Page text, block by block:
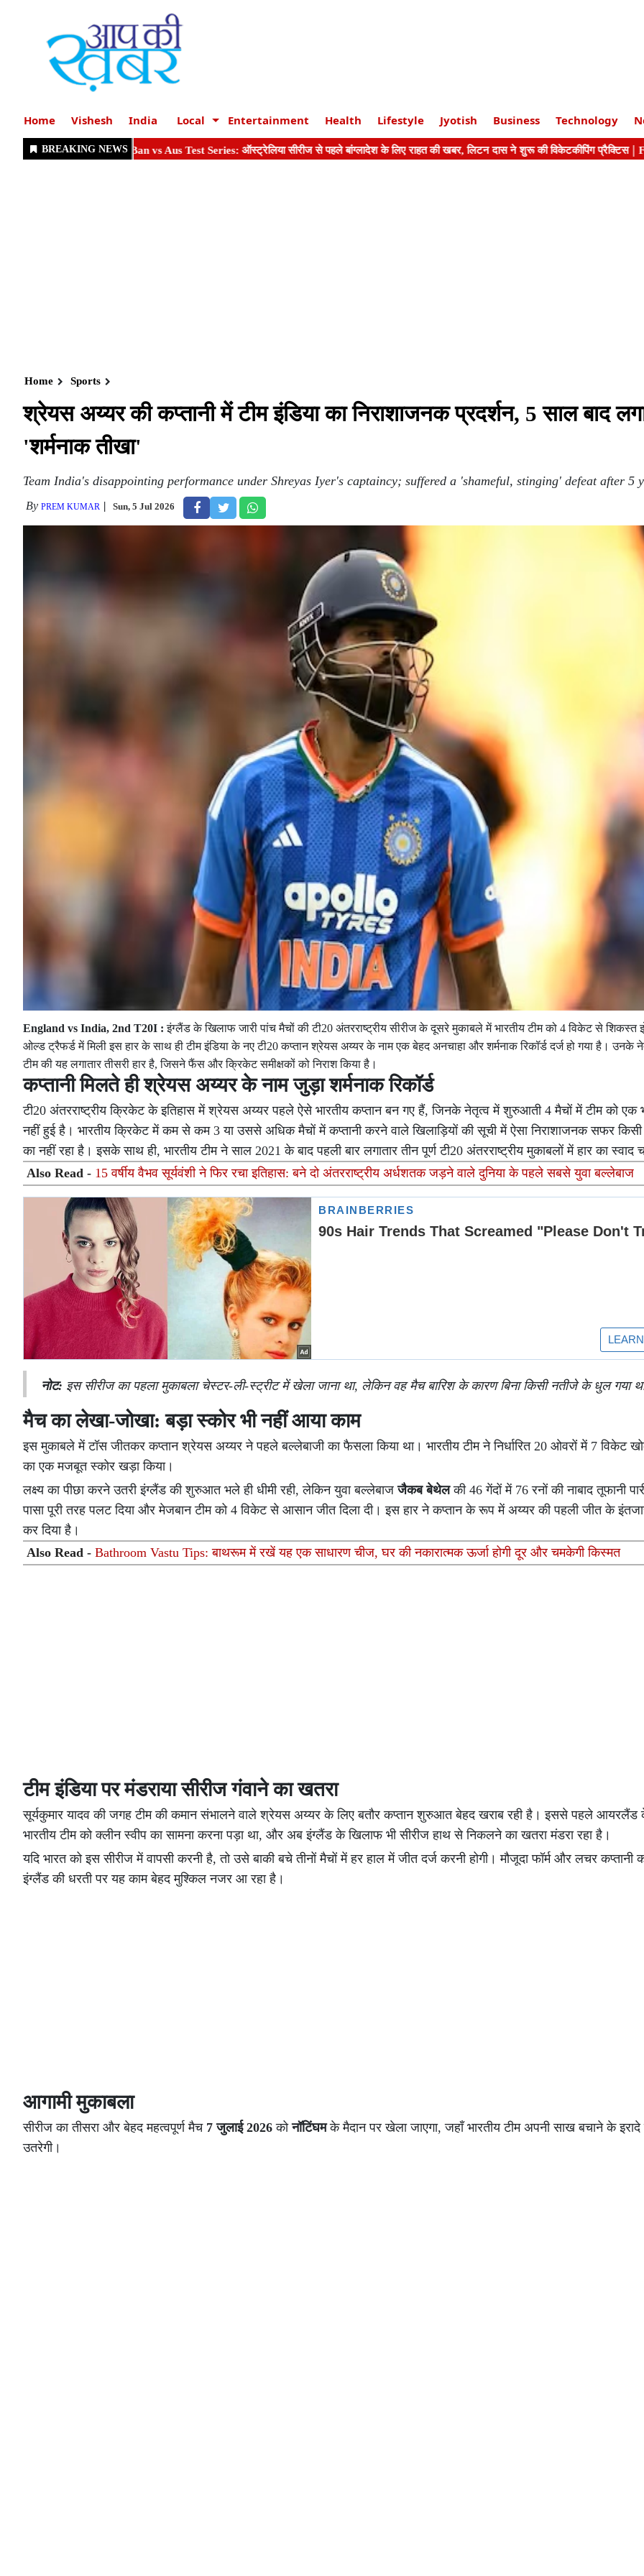
Home Vishesh India Local Entertainment Health Lifestyle Jyotish Business Technology
Home Sports
श्रेयस अय्यर की कप्तानी में टीम इंडिया का निराशाजनक प्रदर्शन, 5 साल बाद
'शर्मनाक तीखा'
Team India's disappointing performance under Shreyas Iyer's captaincy; suffered a 'shameful, stinging' defeat after 5
By PREM KUMAR Sun, 5 Jul 2026
England vs India, 2nd T20I :इंग्लैंड के खिलाफ जारी पांच मैचों की टी20 अंतरराष्ट्रीय सीरीज के दूसरे मुकाबले में भारतीय टीम को 4 विकेट से शिकस्त
ओल्ड ट्रैफर्ड में मिली इस हार के साथ ही टीम इंडिया के नए टी20 कप्तान श्रेयस अय्यर के नाम एक बेहद अनचाहा और शर्मनाक रिकॉर्ड दर्ज हो गया है। उनके
टीम की यह लगातार तीसरी हार है, जिसने फैंस और क्रिकेट समीक्षकों को निराश किया है।
कप्तानी मिलते ही श्रेयस अय्यर के नाम जुड़ा शर्मनाक रिकॉर्ड
टी20 अंतरराष्ट्रीय क्रिकेट के इतिहास में श्रेयस अय्यर पहले ऐसे भारतीय कप्तान बन गए हैं, जिनके नेतृत्व में शुरुआती 4 मैचों में टीम को एक
नहीं हुई है। भारतीय क्रिकेट में कम से कम 3 या उससे अधिक मैचों में कप्तानी करने वाले खिलाड़ियों की सूची में ऐसा निराशाजनक सफर किसी
का नहीं रहा है। इसके साथ ही, भारतीय टीम ने साल 2021 के बाद पहली बार लगातार तीन पूर्ण टी20 अंतरराष्ट्रीय मुकाबलों में हार का स्वाद
Also Read - 15 वर्षीय वैभव सूर्यवंशी ने फिर रचा इतिहास: बने दो अंतरराष्ट्रीय अर्धशतक जड़ने वाले दुनिया के पहले सबसे युवा बल्लेबाज
नोट: इस सीरीज का पहला मुकाबला चेस्टर-ली-स्ट्रीट में खेला जाना था, लेकिन वह मैच बारिश के कारण बिना किसी नतीजे के धुल गया
मैच का लेखा-जोखा: बड़ा स्कोर भी नहीं आया काम
इस मुकाबले में टॉस जीतकर कप्तान श्रेयस अय्यर ने पहले बल्लेबाजी का फैसला किया था। भारतीय टीम ने निर्धारित 20 ओवरों में 7 विकेट
का एक मजबूत स्कोर खड़ा किया।
लक्ष्य का पीछा करने उतरी इंग्लैंड की शुरुआत भले ही धीमी रही, लेकिन युवा बल्लेबाजजैकब बेथेलकी 46 गेंदों में 76 रनों की नाबाद तूफानी
पासा पूरी तरह पलट दिया और मेजबान टीम को 4 विकेट से आसान जीत दिला दी। इस हार ने कप्तान के रूप में अय्यर की पहली जीत के
कर दिया है।
Also Read - Bathroom Vastu Tips: बाथरूम में रखें यह एक साधारण चीज, घर की नकारात्मक ऊर्जा होगी दूर और चमकेगी किस्मत
टीम इंडिया पर मंडराया सीरीज गंवाने का खतरा
सूर्यकुमार यादव की जगह टीम की कमान संभालने वाले श्रेयस अय्यर के लिए बतौर कप्तान शुरुआत बेहद खराब रही है। इससे पहले
भारतीय टीम को क्लीन स्वीप का सामना करना पड़ा था, और अब इंग्लैंड के खिलाफ भी सीरीज हाथ से निकलने का खतरा मंडरा रहा है।
यदि भारत को इस सीरीज में वापसी करनी है, तो उसे बाकी बचे तीनों मैचों में हर हाल में जीत दर्ज करनी होगी। मौजूदा फॉर्म और लचर कप्तानी
इंग्लैंड की धरती पर यह काम बेहद मुश्किल नजर आ रहा है।
आगामी मुकाबला
सीरीज का तीसरा और बेहद महत्वपूर्ण मैच 7 जुलाई 2026 कोनॉटिंघमके मैदान पर खेला जाएगा, जहाँ भारतीय टीम अपनी साख बचाने के
उतरेगी।